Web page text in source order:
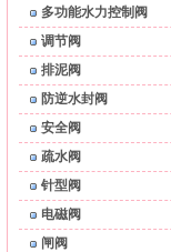
多功能水力控制阀
调节阀
排泥阀
防逆水封阀
安全阀
疏水阀
针型阀
电磁阀
闸阀